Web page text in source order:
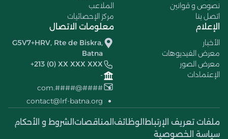
نصوص و قوانين
اتصل بنا
الملاعب
مركز الإحصائيات
الإعلام
الأخبار
معرض الفيديوهات
معرض الصور
الإعتمادات
معلومات الاتصال
G5V7+HRV, Rte de Biskra,
Batna
+213 (0) XX XXX XXX
-
####@####.com
contact@lrf-batna.org
ملفات تعريف الإرتباط الوظائف المناقصات الشروط و الأحكام
سياسة الخصوصية